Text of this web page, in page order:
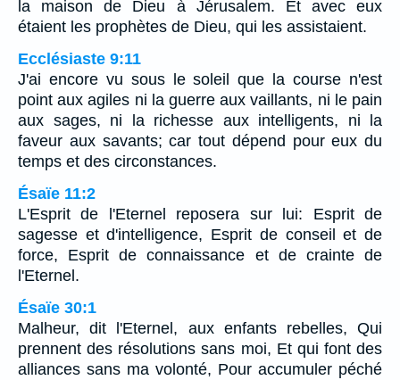
la maison de Dieu à Jérusalem. Et avec eux
étaient les prophètes de Dieu, qui les assistaient.
Ecclésiaste 9:11
J'ai encore vu sous le soleil que la course n'est
point aux agiles ni la guerre aux vaillants, ni le pain
aux sages, ni la richesse aux intelligents, ni la
faveur aux savants; car tout dépend pour eux du
temps et des circonstances.
Ésaïe 11:2
L'Esprit de l'Eternel reposera sur lui: Esprit de
sagesse et d'intelligence, Esprit de conseil et de
force, Esprit de connaissance et de crainte de
l'Eternel.
Ésaïe 30:1
Malheur, dit l'Eternel, aux enfants rebelles, Qui
prennent des résolutions sans moi, Et qui font des
alliances sans ma volonté, Pour accumuler péché